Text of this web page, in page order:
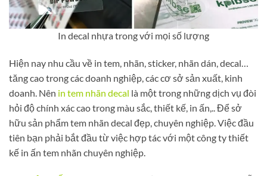
In decal nhựa trong với mọi số lượng
Hiện nay nhu cầu về in tem, nhãn, sticker, nhãn dán, decal…
tăng cao trong các doanh nghiệp, các cơ sở sản xuất, kinh
doanh. Nên in tem nhãn decal là một trong những dịch vụ đòi
hỏi độ chính xác cao trong màu sắc, thiết kế, in ấn,.. Để sở
hữu sản phẩm tem nhãn decal đẹp, chuyên nghiệp. Việc đầu
tiên bạn phải bắt đầu từ việc hợp tác với một công ty thiết
kế in ấn tem nhãn chuyên nghiệp.